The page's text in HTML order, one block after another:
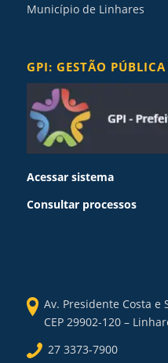
Município de Linhares
GPI: GESTÃO
Acessar sistema
Consultar processos
Av. Presidente Costa e
CEP 29902-120 –
27 3373-7900